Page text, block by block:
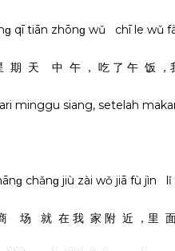
qī tiān zhōnɡ wǔ chī le wǔ
期 天 中 午 ， 吃 了 午 饭
minggu siang, setelah
chǎnɡ jiù zài wǒ jiā fù jìn
场 就 在 我 家 附 近 ，里